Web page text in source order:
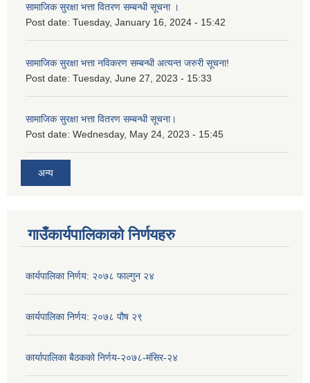
सामाजिक सुरक्षा भत्ता वितरण सम्बन्धी सूचना ।
Post date: Tuesday, January 16, 2024 - 15:42
सामाजिक सुरक्षा भत्ता नविकरण सम्बन्धी अत्यन्त जरुरी सूचना!
Post date: Tuesday, June 27, 2023 - 15:33
सामाजिक सुरक्षा भत्ता वितरण सम्बन्धी सूचना।
Post date: Wednesday, May 24, 2023 - 15:45
अन्य
गाउँकार्यपालिकाको निर्णयहरु
कार्यपालिका निर्णय: २०७८ फाल्गुन २४
कार्यपालिका निर्णय: २०७८ पौष २९
कार्यापालिका बैठकको निर्णय-२०७८-मंसिर-२४